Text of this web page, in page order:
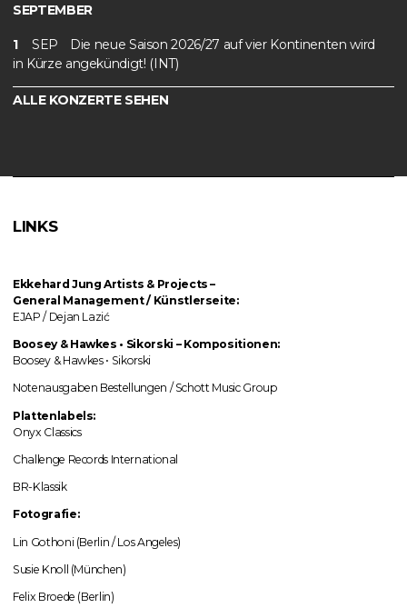
SEPTEMBER
1 SEP
Die neue Saison 2026/27 auf vier Kontinenten wird
in Kürze angekündigt! (INT)
ALLE KONZERTE SEHEN
LINKS
Ekkehard Jung Artists & Projects–
General Management / Künstlerseite:
EJAP / Dejan Lazić
Boosey & Hawkes • Sikorski –Kompositionen:
Boosey & Hawkes • Sikorski
Notenausgaben Bestellungen / Schott Music Group
Plattenlabels:
Onyx Classics
Challenge Records International
BR-Klassik
Fotografie:
Lin Gothoni (Berlin / Los Angeles)
Susie Knoll (München)
Felix Broede (Berlin)